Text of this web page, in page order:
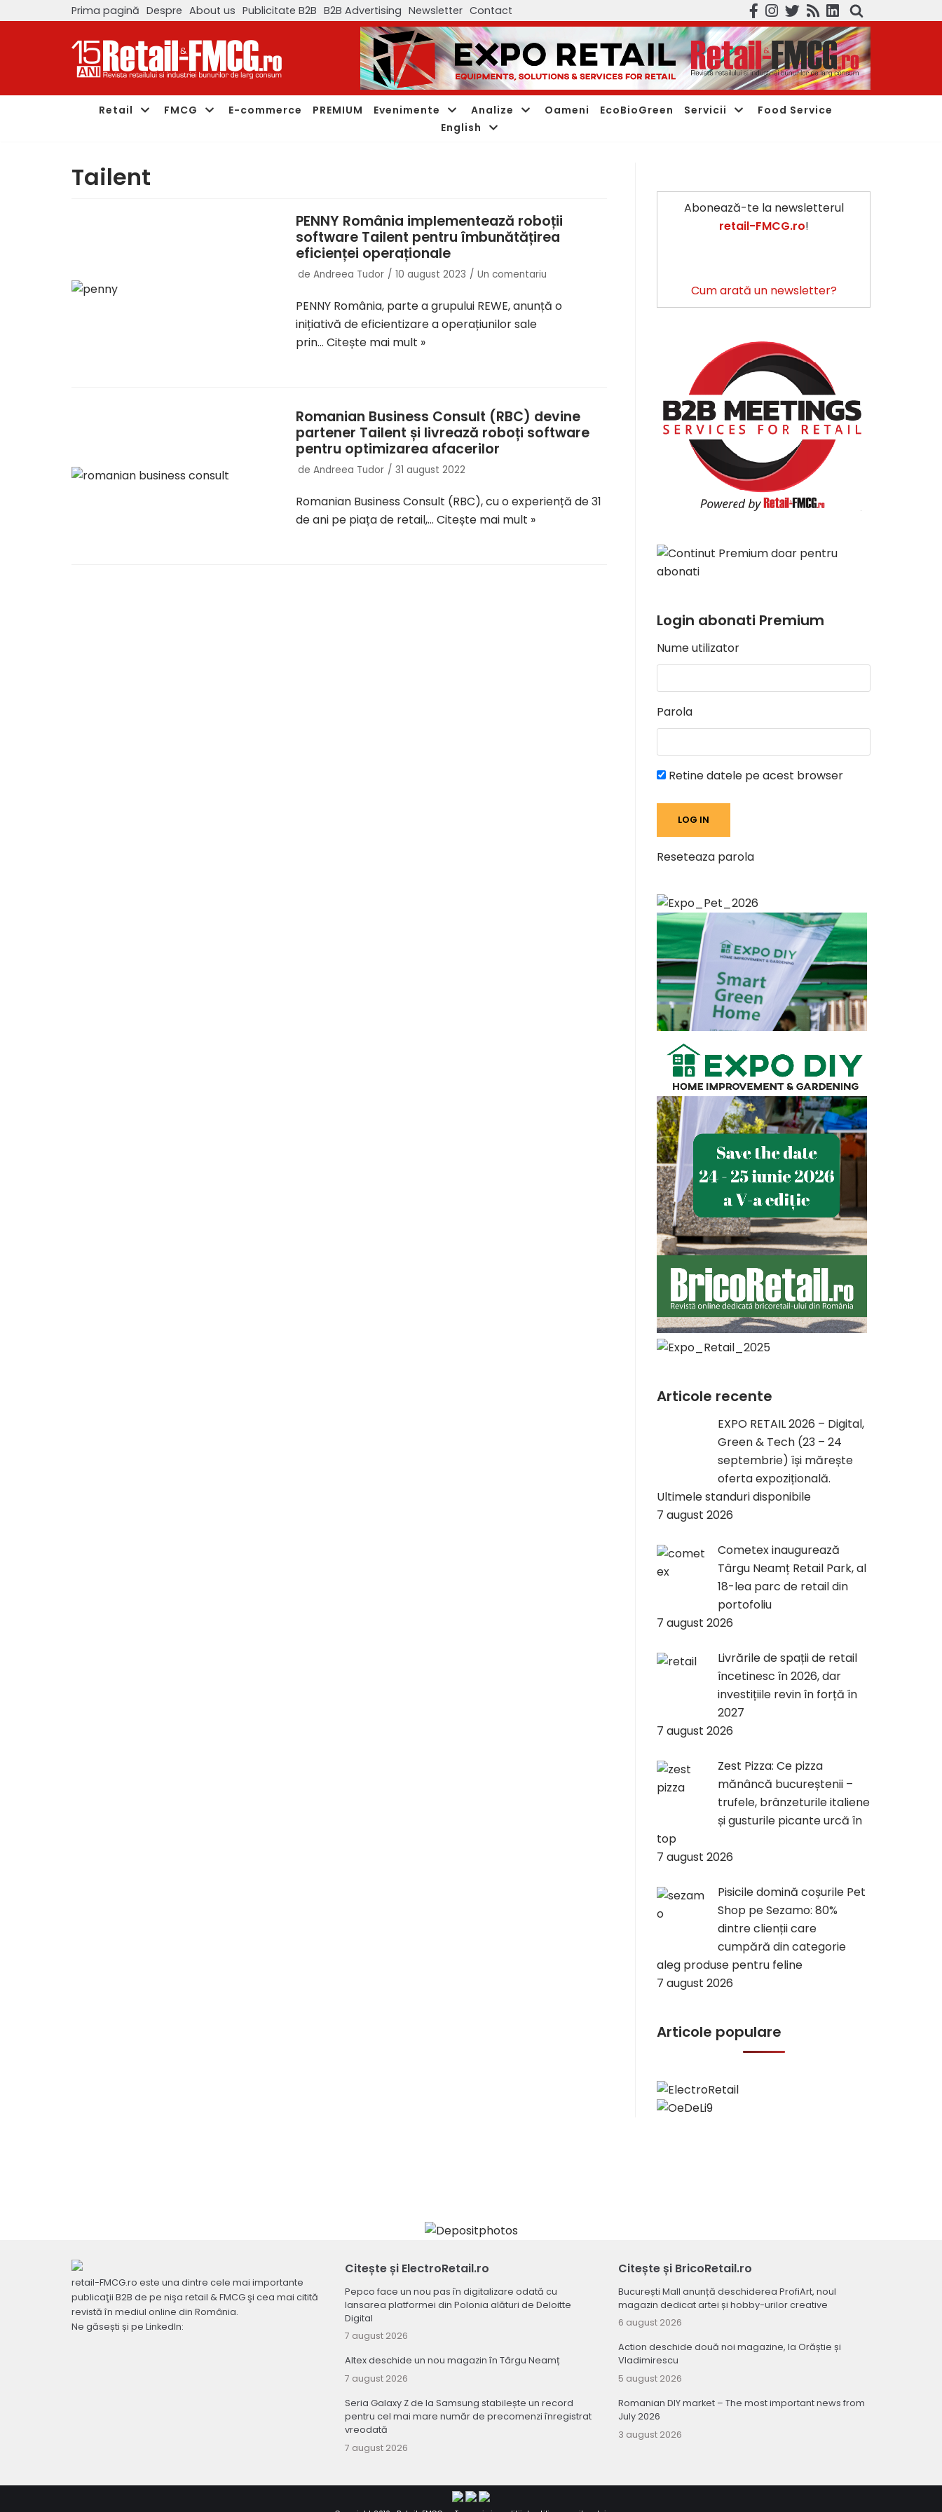
Prima pagină Despre About us Publicitate B2B B2B Advertising Newsletter Contact
Retail FMCG E-commerce PREMIUM Evenimente Analize Oameni EcoBioGreen Servicii
Food Service
English
Tailent
PENNY România implementează roboții
software Tailent pentru îmbunătățirea
eficienței operaționale
de Andreea Tudor 10 august 2023 Un comentariu
PENNY România, parte a grupului REWE, anunță o
inițiativă de eficientizare a operațiunilor sale
prin… Citește mai mult »
Romanian Business Consult (RBC) devine
partener Tailent și livrează roboți software
pentru optimizarea afacerilor
de Andreea Tudor 31 august 2022
Romanian Business Consult (RBC), cu o experiență de 31
de ani pe piața de retail,… Citește mai mult »
Abonează-te la newsletterul
retail-FMCG.ro!
Cum arată un newsletter?
Login abonati Premium
Nume utilizator
Parola
Retine datele pe acest browser
Reseteaza parola
Articole recente
EXPO RETAIL 2026 – Digital,
Green & Tech (23 – 24
septembrie) își mărește
oferta expozițională.
Ultimele standuri disponibile
7 august 2026
Cometex inaugurează
Târgu Neamț Retail Park, al
18-lea parc de retail din
portofoliu
7 august 2026
Livrările de spații de retail
încetinesc în 2026, dar
investițiile revin în forță în
2027
7 august 2026
Zest Pizza: Ce pizza
mănâncă bucureștenii –
trufele, brânzeturile italiene
și gusturile picante urcă în
top
7 august 2026
Pisicile domină coșurile Pet
Shop pe Sezamo: 80%
dintre clienții care
cumpără din categorie
aleg produse pentru feline
7 august 2026
Articole populare
retail-FMCG.ro este una dintre cele mai importante
publicaţii B2B de pe nişa retail & FMCG şi cea mai citită
revistă în mediul online din România.
Ne găsești și pe LinkedIn:
Citește și ElectroRetail.ro
Pepco face un nou pas în digitalizare odată cu
lansarea platformei din Polonia alături de Deloitte
Digital
7 august 2026
Altex deschide un nou magazin în Târgu Neamț
7 august 2026
Seria Galaxy Z de la Samsung stabilește un record
pentru cel mai mare număr de precomenzi înregistrat
vreodată
7 august 2026
Citește și BricoRetail.ro
București Mall anunță deschiderea ProfiArt, noul
magazin dedicat artei și hobby-urilor creative
6 august 2026
Action deschide două noi magazine, la Orăștie și
Vladimirescu
5 august 2026
Romanian DIY market – The most important news from
July 2026
3 august 2026